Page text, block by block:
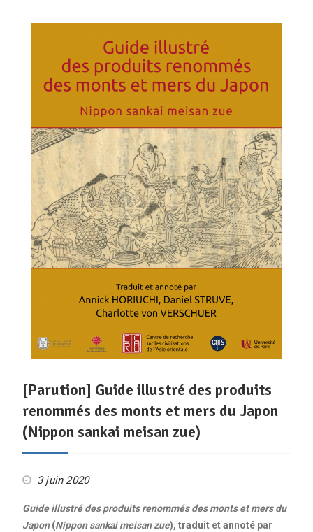
[Parution] Guide illustré des produits
renommés des monts et mers du Japon
(Nippon sankai meisan zue)
3 juin 2020
Guide illustré des produits renommés des monts et mers du
Japon(Nippon sankai meisan zue), traduit et annoté par